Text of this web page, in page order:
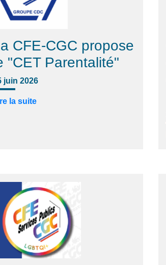
CFE-CGC propose
"CET Parentalité"
juin 2026
la suite